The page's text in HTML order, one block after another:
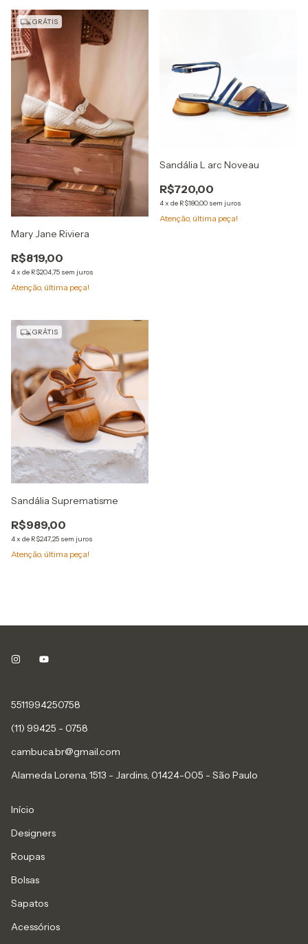
GRÁTIS
Mary Jane Riviera
R$819,00
4x de R$204,75 sem juros
Atenção, última peça!
Sandália L arc Noveau
R$720,00
4x de R$180,00 sem juros
Atenção, última peça!
GRÁTIS
Sandália Suprematisme
R$989,00
4x de R$247,25 sem juros
Atenção, última peça!
5511994250758
(11) 99425 - 0758
cambuca.br@gmail.com
Alameda Lorena, 1513 - Jardins, 01424-005 - São Paulo
Início
Designers
Roupas
Bolsas
Sapatos
Acessórios